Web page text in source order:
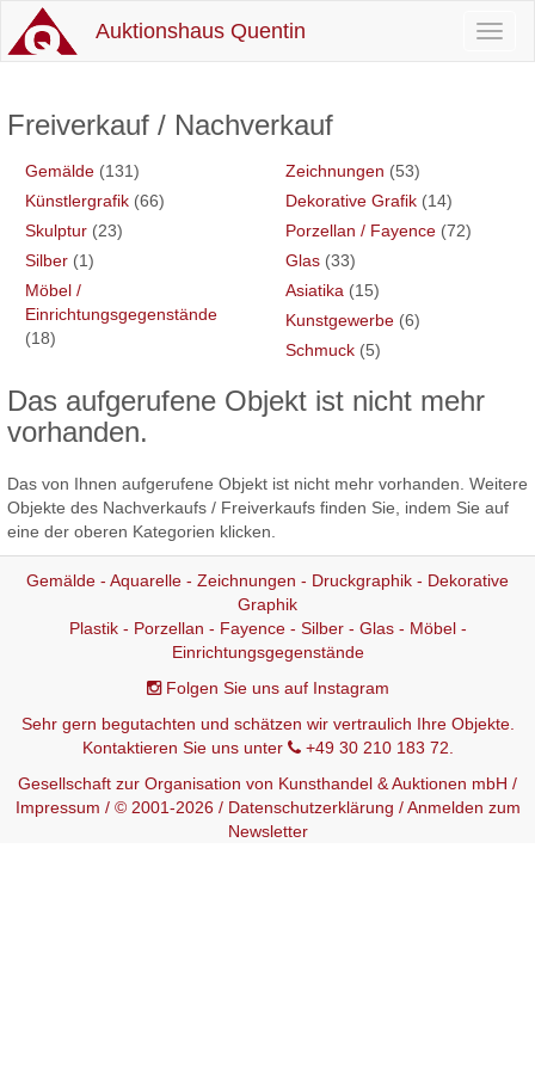
Auktionshaus Quentin
Freiverkauf / Nachverkauf
Gemälde (131) Zeichnungen (53)
Künstlergrafik (66) Dekorative Grafik (14)
Skulptur (23) Porzellan / Fayence (72)
Silber (1) Glas (33)
Möbel /
Einrichtungsgegenstände
(18)
Asiatika (15)
Kunstgewerbe (6)
Schmuck (5)
Das aufgerufene Objekt ist nicht mehr
vorhanden.
Das von Ihnen aufgerufene Objekt ist nicht mehr vorhanden. Weitere
Objekte des Nachverkaufs / Freiverkaufs finden Sie, indem Sie auf
eine der oberen Kategorien klicken.
Gemälde - Aquarelle - Zeichnungen - Druckgraphik - Dekorative
Graphik
Plastik - Porzellan - Fayence - Silber - Glas - Möbel -
Einrichtungsgegenstände
Folgen Sie uns auf Instagram
Sehr gern begutachten und schätzen wir vertraulich Ihre Objekte.
Kontaktieren Sie uns unter
+49 30 210 183 72.
Gesellschaft zur Organisation von Kunsthandel & Auktionen mbH /
Impressum / © 2001-2026 / Datenschutzerklärung /Anmelden zum
Newsletter